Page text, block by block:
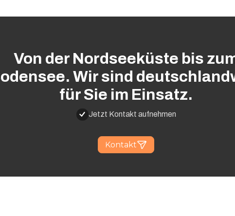
Von der Nordseeküste bis
Wir sind
für Sie im Einsatz.
Jetzt Kontakt aufnehmen
Kontakt